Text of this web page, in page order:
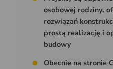
osobowej rodziny,
rozwiązań
prostą realizację i
budowy
Obecnie na stronie